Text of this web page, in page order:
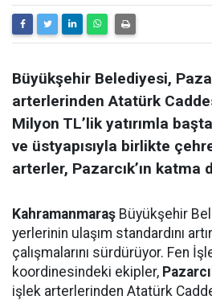
Büyükşehir Belediyesi,
arterlerinden Atatürk
Milyon TL’lik yatırımla
ve üstyapısıyla birlikte
arterler, Pazarcık’ın katma
Kahramanmaraş Büyükşehir
yerlerinin ulaşım standardını
çalışmalarını sürdürüyor. Fen
koordinesindeki ekipler,
işlek arterlerinden Atatürk